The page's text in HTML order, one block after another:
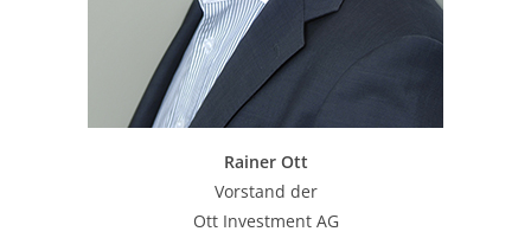
Rainer Ott
Vorstand der
Ott Investment AG